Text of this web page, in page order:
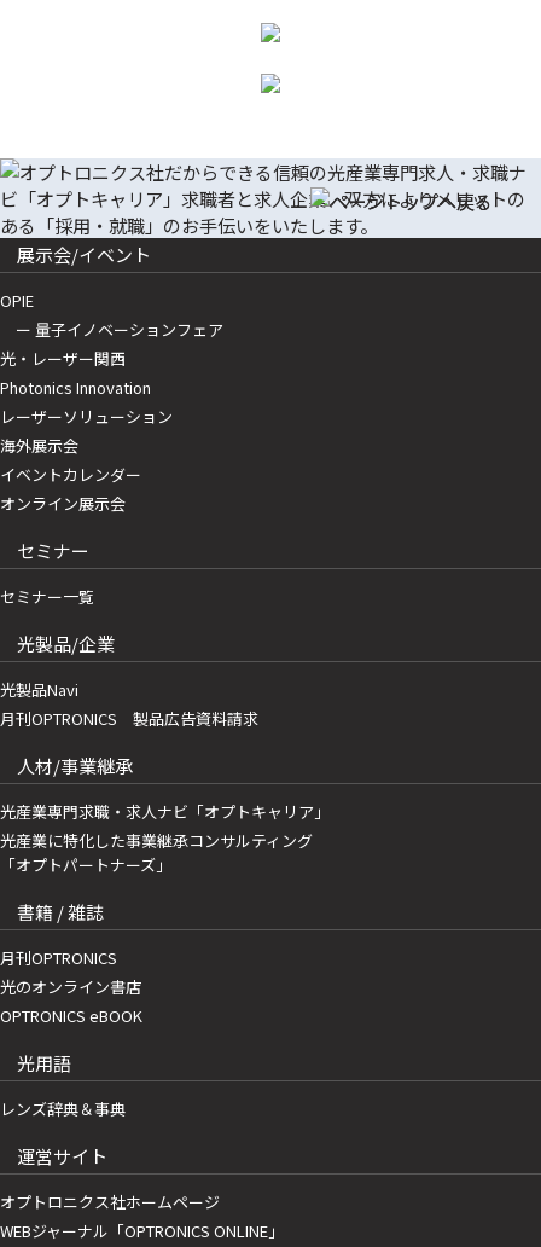
展示会/イベント
OPIE
ー 量子イノベーションフェア
光・レーザー関西
Photonics Innovation
レーザーソリューション
海外展示会
イベントカレンダー
オンライン展示会
セミナー
セミナー一覧
光製品/企業
光製品Navi
月刊OPTRONICS 製品広告資料請求
人材/事業継承
光産業専門求職・求人ナビ「オプトキャリア」
光産業に特化した事業継承コンサルティング
「オプトパートナーズ」
書籍 / 雑誌
月刊OPTRONICS
光のオンライン書店
OPTRONICS eBOOK
光用語
レンズ辞典＆事典
運営サイト
オプトロニクス社ホームページ
WEBジャーナル「OPTRONICS ONLINE」